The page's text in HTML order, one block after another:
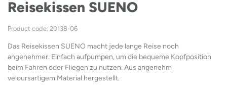
Reisekissen SUENO
Product code: 20138-06
Das Reisekissen SUENO macht jede lange Reise noch
angenehmer. Einfach aufpumpen, um die bequeme Kopfposition
beim Fahren oder Fliegen zu nutzen. Aus angenehm
veloursartigem Material hergestellt.